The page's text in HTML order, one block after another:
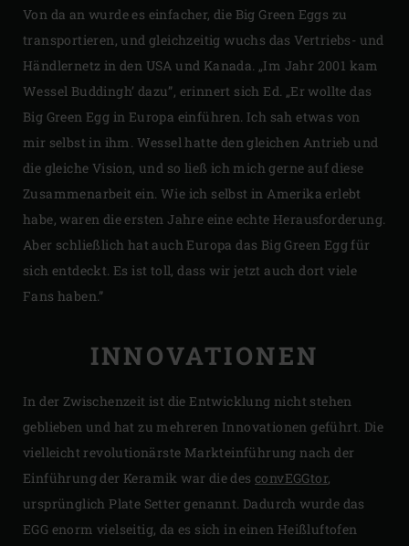
Von da an wurde es einfacher, die Big Green Eggs zu
transportieren, und gleichzeitig wuchs das Vertriebs- und
Händlernetz in den USA und Kanada. „Im Jahr 2001 kam
Wessel Buddingh’ dazu”, erinnert sich Ed. „Er wollte das
Big Green Egg in Europa einführen. Ich sah etwas von
mir selbst in ihm. Wessel hatte den gleichen Antrieb und
die gleiche Vision, und so ließ ich mich gerne auf diese
Zusammenarbeit ein. Wie ich selbst in Amerika erlebt
habe, waren die ersten Jahre eine echte Herausforderung.
Aber schließlich hat auch Europa das Big Green Egg für
sich entdeckt. Es ist toll, dass wir jetzt auch dort viele
Fans haben.”
INNOVATIONEN
In der Zwischenzeit ist die Entwicklung nicht stehen
geblieben und hat zu mehreren Innovationen geführt. Die
vielleicht revolutionärste Markteinführung nach der
Einführung der Keramik war die des convEGGtor,
ursprünglich Plate Setter genannt. Dadurch wurde das
EGG enorm vielseitig, da es sich in einen Heißluftofen